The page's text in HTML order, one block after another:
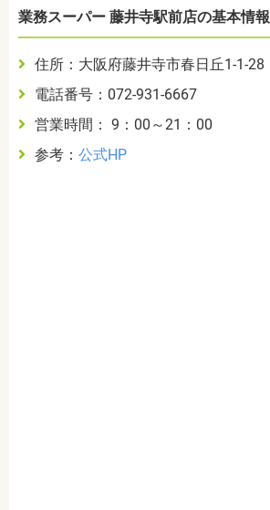
業務スーパー 藤井寺駅前店の基本情報
住所：大阪府藤井寺市春日丘1-1-28
電話番号：072-931-6667
営業時間： 9：00～21：00
参考： 公式HP